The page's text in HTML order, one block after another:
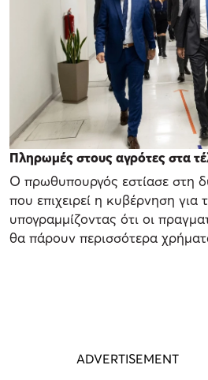
Πληρωμές στους αγρότες στα
Ο πρωθυπουργός εστίασε στη
που επιχειρεί η κυβέρνηση για
υπογραμμίζοντας ότι οι
θα πάρουν περισσότερα